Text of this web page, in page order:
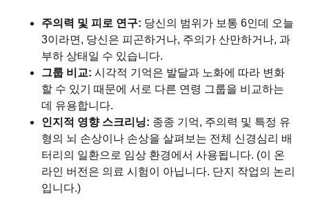
주의력 및 피로 연구: 당신의 범위가 보통 6인데 오늘
3이라면, 당신은 피곤하거나, 주의가 산만하거나, 과
부하 상태일 수 있습니다.
그룹 비교: 시각적 기억은 발달과 노화에 따라 변화
할 수 있기 때문에 서로 다른 연령 그룹을 비교하는
데 유용합니다.
인지적 영향 스크리닝: 종종 기억, 주의력 및 특정 유
형의 뇌 손상이나 손상을 살펴보는 전체 신경심리 배
터리의 일환으로 임상 환경에서 사용됩니다. (이 온
라인 버전은 의료 시험이 아닙니다. 단지 작업의 논리
입니다.)